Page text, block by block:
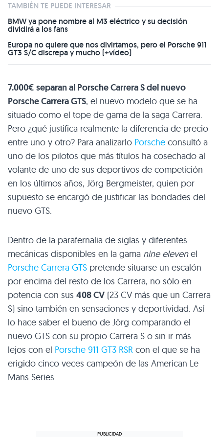
TAMBIÉN TE PUEDE INTERESAR
BMW ya pone nombre al M3 eléctrico y su decisión
dividirá a los fans
Europa no quiere que nos divirtamos, pero el Porsche 911
GT3 S/C discrepa y mucho (+vídeo)
7.000€ separan al Porsche Carrera S del nuevo
Porsche CarreraGTS, el nuevo modelo que se ha
situado como el tope de gama de la saga Carrera.
Pero ¿qué justifica realmente la diferencia de precio
entre uno y otro? Para analizarlo Porsche consultó a
uno de los pilotos que más títulos ha cosechado al
volante de uno de sus deportivos de competición
en los últimos años, Jörg Bergmeister, quien por
supuesto se encargó de justificar las bondades del
nuevo GTS.
Dentro de la parafernalia de siglas y diferentes
mecánicas disponibles en la gama nine elevenel
Porsche Carrera GTS pretende situarse un escalón
por encima del resto de los Carrera, no sólo en
potencia con sus 408 CV (23 CV más que un Carrera
S) sino también en sensaciones y deportividad. Así
lo hace saber el bueno de Jörg comparando el
nuevo GTS con su propio Carrera S o sin ir más
lejos con el Porsche 911 GT3 RSR con el que se ha
erigido cinco veces campeón de las American Le
Mans Series.